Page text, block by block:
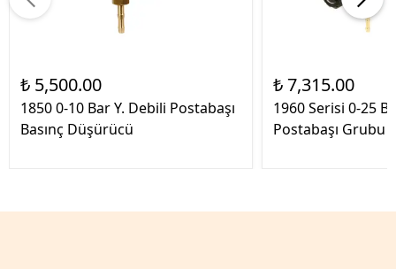
₺ 5,500.00
1850 0-10 Bar Y. Debili Postabaşı
Basınç Düşürücü
₺ 7,315.00
1960 Serisi 0-25
Postabaşı Grubu